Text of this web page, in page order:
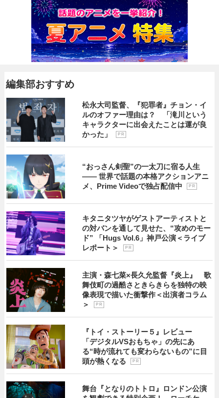
編集部おすすめ
松永大司監督、『犯罪者』チョン・イ
ルのオファー理由は？ 「滝川という
キャラクターに出会えたことは運が良
かった」
P R
“おっさん剣聖”の一太刀に宿る人生
―― 世界で話題の本格アクションアニ
メ、Prime Videoで独占配信中
P R
キタニタツヤがゲストアーティストと
の対バンを通して見せた、“攻めのモー
ド” 「Hugs Vol.6」神戸公演＜ライブ
レポート＞
P R
主演・森七菜×長久允監督『炎上』 歌
舞伎町の過酷さときらきらを独特の映
像表現で描いた衝撃作＜出演者コラム
＞
P R
『トイ・ストーリー５』レビュー
「デジタルVSおもちゃ」の先にあ
る“時が流れても変わらないもの”に目
頭が熱くなる
P R
舞台『となりのトトロ』ロンドン公演